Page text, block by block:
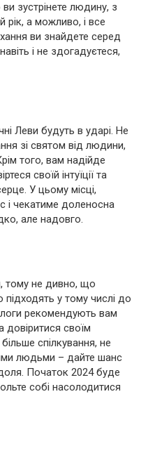
зустрінете людину, з
рік, а можливо, і все
ви знайдете серед
і не здогадуєтеся,
Леви будуть в ударі. Не
зі святом від людини,
того, вам надійде
своїй інтуїції та
У цьому місці,
і чекатиме доленосна
але надовго.
тому не дивно, що
підходять у тому числі до
рекомендують вам
довіритися своїм
спілкування, не
людьми – дайте шанс
Початок 2024 буде
собі насолодитися